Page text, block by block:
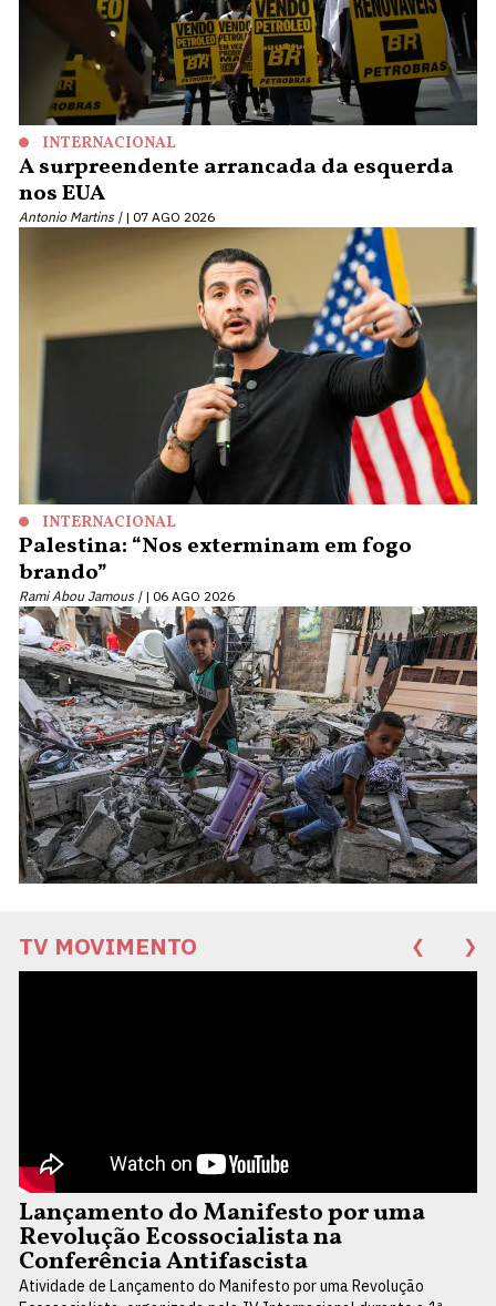
INTERNACIONAL
A surpreendente arrancada da esquerda
nos EUA
Antonio Martins | 07 AGO 2026
INTERNACIONAL
Palestina: “Nos exterminam em fogo
brando”
Rami Abou Jamous | 06 AGO 2026
TV MOVIMENTO ❮ ❯
Lançamento do Manifesto por uma
Revolução Ecossocialista na
Conferência Antifascista
Atividade de Lançamento do Manifesto por uma Revolução